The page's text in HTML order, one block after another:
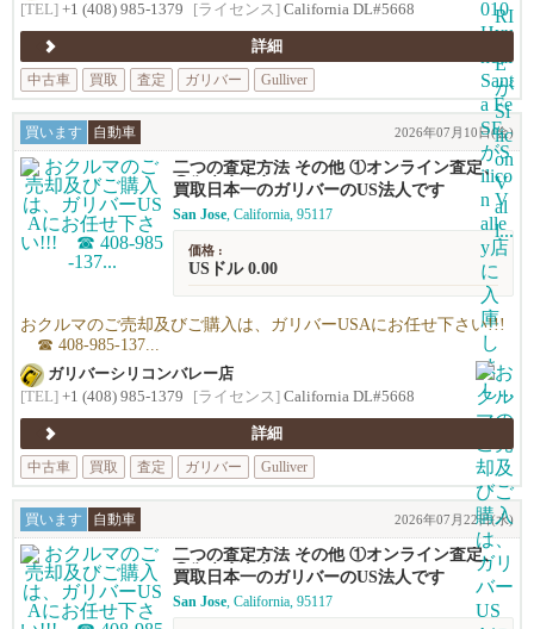
[TEL] +1 (408) 985-1379 [ライセンス] California DL#5668
詳細
中古車
買取 査定 ガリバー Gulliver
買います 自動車 2026年07月10日(金)
二つの査定方法 その他 ①オンライン査定、
②御来店査定
買取日本一のガリバーのUS法人です
San Jose, California, 95117
価格 :
USドル 0.00
おクルマのご売却及びご購入は、ガリバーUSAにお任せ下さい!!!
☎ 408-985-137...
ガリバーシリコンバレー店
[TEL] +1 (408) 985-1379 [ライセンス] California DL#5668
詳細
中古車
買取 査定 ガリバー Gulliver
買います 自動車 2026年07月22日(水)
二つの査定方法 その他 ①オンライン査定、
②御来店査定
買取日本一のガリバーのUS法人です
San Jose, California, 95117